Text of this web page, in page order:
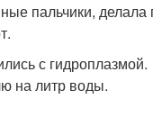
пальчики, делала
с гидроплазмой.
на литр воды.